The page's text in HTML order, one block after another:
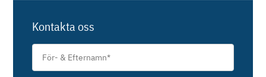
Kontakta oss
För-
Efternamn